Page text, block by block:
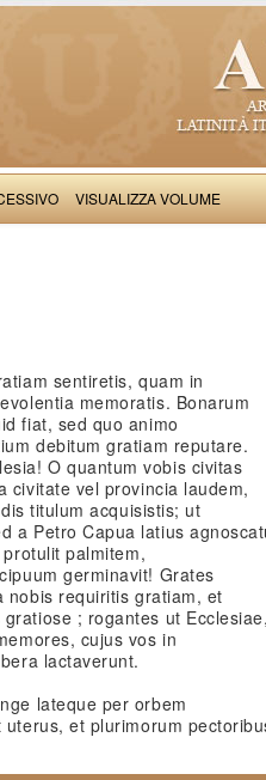
VISUALIZZA VOLUME
sentiretis, quam in
memoratis. Bonarum
fiat, sed quo animo
debitum gratiam reputare.
O quantum vobis civitas
civitate vel provincia laudem,
titulum acquisistis; ut
a Petro Capua latius
palmitem,
germinavit! Grates
nobis requiritis gratiam, et
; rogantes ut
cujus vos in
lactaverunt.
lateque per orbem
et plurimorum